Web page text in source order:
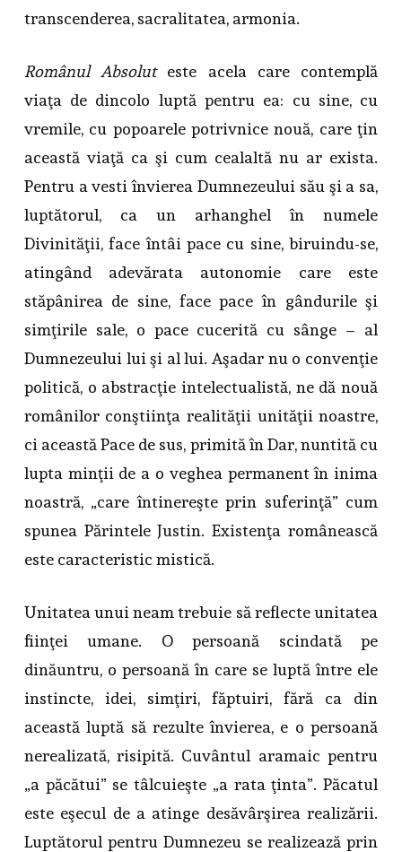
transcenderea, sacralitatea, armonia.
Românul Absoluteste acela care contemplă
viaţa de dincolo luptă pentru ea: cu sine, cu
vremile, cu popoarele potrivnice nouă, care ţin
această viaţă ca şi cum cealaltă nu ar exista.
Pentru a vesti învierea Dumnezeului său şi a sa,
luptătorul, ca un arhanghel în numele
Divinităţii, face întâi pace cu sine, biruindu-se,
atingând adevărata autonomie care este
stăpânirea de sine, face pace în gândurile şi
simţirile sale, o pace cucerită cu sânge – al
Dumnezeului lui şi al lui. Aşadar nu o convenţie
politică, o abstracţie intelectualistă, ne dă nouă
românilor conştiinţa realităţii unităţii noastre,
ci această Pace de sus, primită în Dar, nuntită cu
lupta minţii de a o veghea permanent în inima
noastră, „care întinereşte prin suferinţă” cum
spunea Părintele Justin. Existenţa românească
este caracteristic mistică.
Unitatea unui neam trebuie să reflecte unitatea
fiinţei umane. O persoană scindată pe
dinăuntru, o persoană în care se luptă între ele
instincte, idei, simţiri, făptuiri, fără ca din
această luptă să rezulte învierea, e o persoană
nerealizată, risipită. Cuvântul aramaic pentru
„a păcătui” se tâlcuieşte „a rata ţinta”. Păcatul
este eşecul de a atinge desăvârşirea realizării.
Luptătorul pentru Dumnezeu se realizează prin